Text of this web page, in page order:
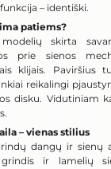
– identiški.
patiems?
skirta
prie sienos
klijais.
reikalingi
disku. Vidutiniam
– vienas stilius
dangų ir sienų
grindis ir lamelių